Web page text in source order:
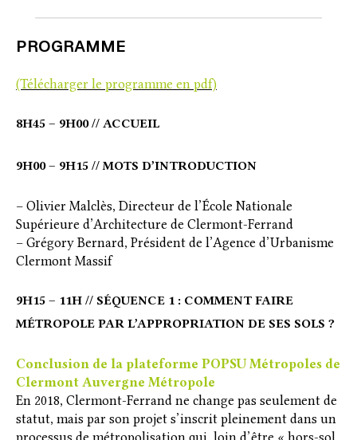
PROGRAMME
(Télécharger le programme en pdf)
8H45 – 9H00 // ACCUEIL
9H00 – 9H15 // MOTS D’INTRODUCTION
– Olivier Malclès, Directeur de l’École Nationale
Supérieure d’Architecture de Clermont-Ferrand
– Grégory Bernard, Président de l’Agence d’Urbanisme
Clermont Massif
9H15 – 11H // SÉQUENCE 1 : COMMENT FAIRE
MÉTROPOLE PAR L’APPROPRIATION DE SES SOLS ?
Conclusion de la plateforme POPSU Métropoles de
Clermont Auvergne Métropole
En 2018, Clermont-Ferrand ne change pas seulement de
statut, mais par son projet s’inscrit pleinement dans un